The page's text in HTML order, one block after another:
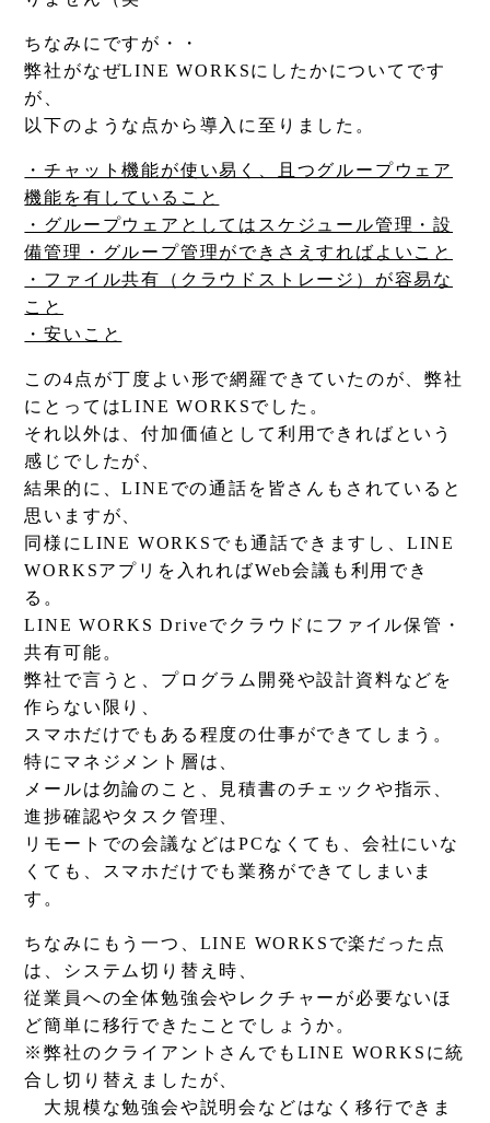
ちなみにですが・・
弊社がなぜLINE WORKSにしたかについてです
が、
以下のような点から導入に至りました。
・チャット機能が使い易く、且つグループウェア
機能を有していること
・グループウェアとしてはスケジュール管理・設
備管理・グループ管理ができさえすればよいこと
・ファイル共有（クラウドストレージ）が容易な
こと
・安いこと
この4点が丁度よい形で網羅できていたのが、弊社
にとってはLINE WORKSでした。
それ以外は、付加価値として利用できればという
感じでしたが、
結果的に、LINEでの通話を皆さんもされていると
思いますが、
同様にLINE WORKSでも通話できますし、LINE
WORKSアプリを入れればWeb会議も利用でき
る。
LINE WORKS Driveでクラウドにファイル保管・
共有可能。
弊社で言うと、プログラム開発や設計資料などを
作らない限り、
スマホだけでもある程度の仕事ができてしまう。
特にマネジメント層は、
メールは勿論のこと、見積書のチェックや指示、
進捗確認やタスク管理、
リモートでの会議などはPCなくても、会社にいな
くても、スマホだけでも業務ができてしまいま
す。
ちなみにもう一つ、LINE WORKSで楽だった点
は、システム切り替え時、
従業員への全体勉強会やレクチャーが必要ないほ
ど簡単に移行できたことでしょうか。
※弊社のクライアントさんでもLINE WORKSに統
合し切り替えましたが、
大規模な勉強会や説明会などはなく移行できま